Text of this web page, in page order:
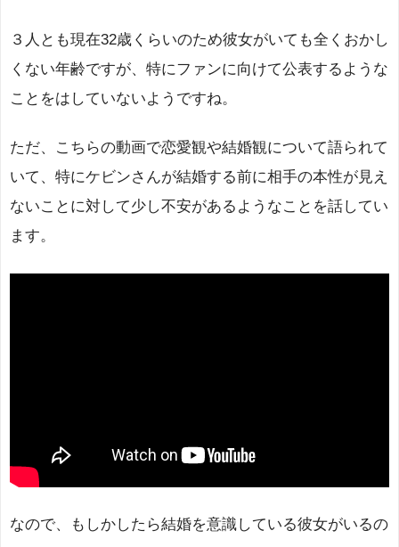
３人とも現在32歳くらいのため彼女がいても全くおかし
くない年齢ですが、特にファンに向けて公表するような
ことをはしていないようですね。
ただ、こちらの動画で恋愛観や結婚観について語られて
いて、特にケビンさんが結婚する前に相手の本性が見え
ないことに対して少し不安があるようなことを話してい
ます。
なので、もしかしたら結婚を意識している彼女がいるの